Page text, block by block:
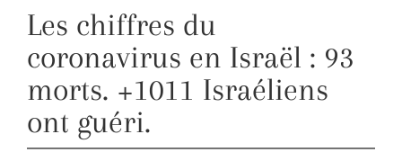
Les chiffres du
coronavirus en Israël : 93
morts. +1011 Israéliens
ont guéri.